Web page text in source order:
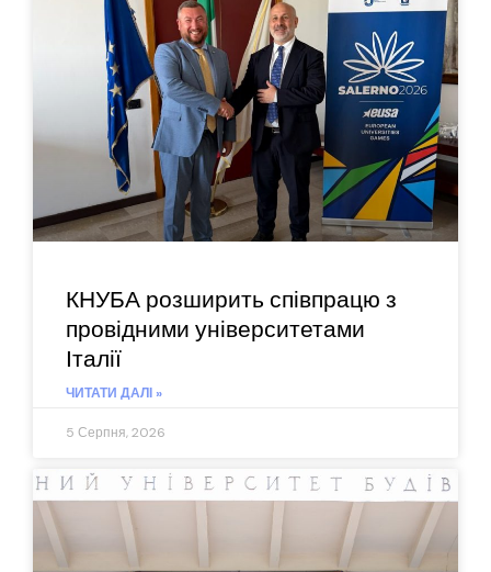
КНУБА розширить співпрацю з
провідними університетами
Італії
ЧИТАТИ ДАЛІ »
5 Серпня, 2026